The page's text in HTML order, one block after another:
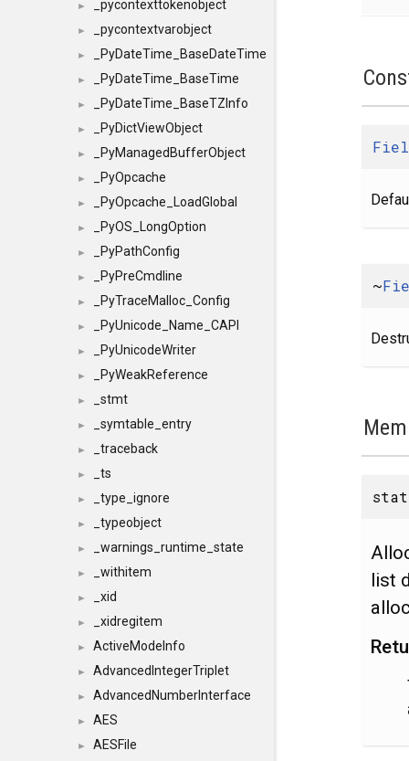
► _pycontexttokenobject
► _pycontextvarobject
► _PyDateTime_BaseDateTime
► _PyDateTime_BaseTime
► _PyDateTime_BaseTZInfo
► _PyDictViewObject
► _PyManagedBufferObject
► _PyOpcache
► _PyOpcache_LoadGlobal
► _PyOS_LongOption
► _PyPathConfig
► _PyPreCmdline
► _PyTraceMalloc_Config
► _PyUnicode_Name_CAPI
► _PyUnicodeWriter
► _PyWeakReference
► _stmt
► _symtable_entry
► _traceback
► _ts
► _type_ignore
► _typeobject
► _warnings_runtime_state
► _withitem
► _xid
► _xidregitem
► ActiveModeInfo
► AdvancedIntegerTriplet
► AdvancedNumberInterface
► AES
► AESFile
~
list